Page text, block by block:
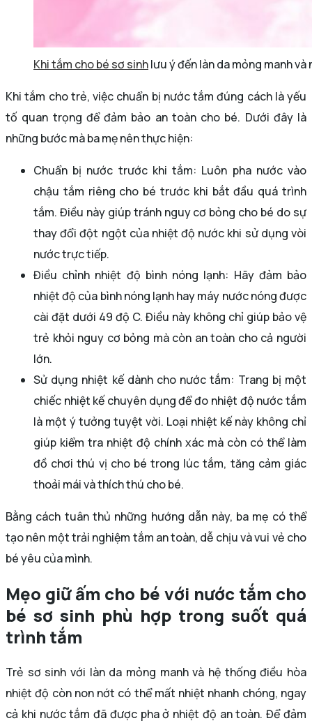
Khi tắm cho bé sơ sinhlưu ý đến làn da mỏng manh
Khi tắm cho trẻ, việc chuẩn bị nước tắm đúng cách là yếu
tố quan trọng để đảm bảo an toàn cho bé. Dưới đây là
những bước mà ba mẹ nên thực hiện:
Chuẩn bị nước trước khi tắm: Luôn pha nước vào
chậu tắm riêng cho bé trước khi bắt đầu quá trình
tắm. Điều này giúp tránh nguy cơ bỏng cho bé do sự
thay đổi đột ngột của nhiệt độ nước khi sử dụng vòi
nước trực tiếp.
Điều chỉnh nhiệt độ bình nóng lạnh: Hãy đảm bảo
nhiệt độ của bình nóng lạnh hay máy nước nóng được
cài đặt dưới 49 độ C. Điều này không chỉ giúp bảo vệ
trẻ khỏi nguy cơ bỏng mà còn an toàn cho cả người
lớn.
Sử dụng nhiệt kế dành cho nước tắm: Trang bị một
chiếc nhiệt kế chuyên dụng để đo nhiệt độ nước tắm
là một ý tưởng tuyệt vời. Loại nhiệt kế này không chỉ
giúp kiểm tra nhiệt độ chính xác mà còn có thể làm
đồ chơi thú vị cho bé trong lúc tắm, tăng cảm giác
thoải mái và thích thú cho bé.
Bằng cách tuân thủ những hướng dẫn này, ba mẹ có thể
tạo nên một trải nghiệm tắm an toàn, dễ chịu và vui vẻ cho
bé yêu của mình.
Mẹo giữ ấm cho bé với nước tắm cho
bé sơ sinh phù hợp trong suốt quá
trình tắm
Trẻ sơ sinh với làn da mỏng manh và hệ thống điều hòa
nhiệt độ còn non nớt có thể mất nhiệt nhanh chóng, ngay
cả khi nước tắm đã được pha ở nhiệt độ an toàn. Để đảm